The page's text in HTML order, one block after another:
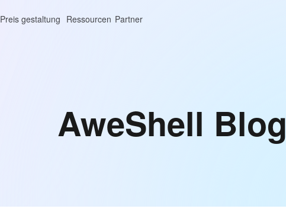
Preis gestaltung Ressourcen Partner
AweShell Blog